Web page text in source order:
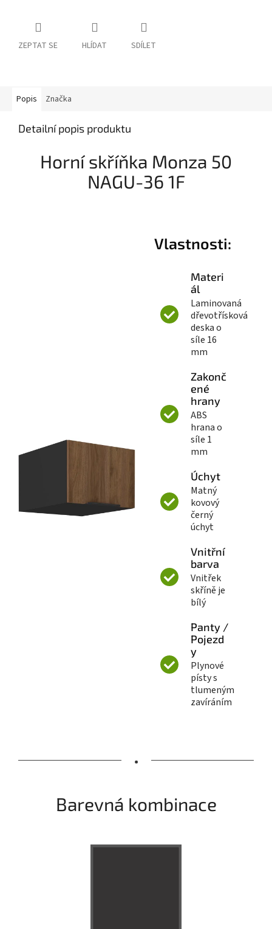
ZEPTAT SE HLÍDAT SDÍLET
Popis Značka
Detailní popis produktu
Horní skříňka Monza 50
NAGU-36 1F
Vlastnosti:
Materi
ál
Laminovaná
dřevotřísková
deska o
síle 16
mm
Zakonč
ené
hrany
ABS
hrana o
síle 1
mm
Úchyt
Matný
kovový
černý
úchyt
Vnitřní
barva
Vnitřek
skříně je
bílý
Panty /
Pojezd
y
Plynové
písty s
tlumeným
zavíráním
•
Barevná kombinace